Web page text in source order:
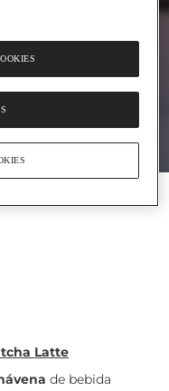
Latte
de bebida